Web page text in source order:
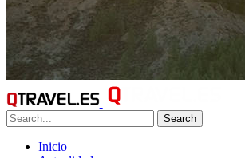
Search
Inicio